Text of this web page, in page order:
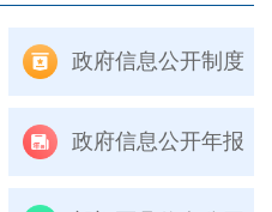
政府信息公开制度
政府信息公开年报